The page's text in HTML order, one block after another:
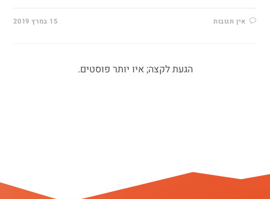
אין תגובות 15 במרץ 2019
הגעת לקצה; איו יותר פוסטים.